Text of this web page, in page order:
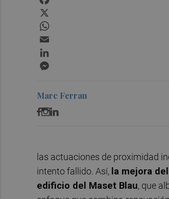
Marc Ferran
las actuaciones de proximidad
intento fallido. Así, la mejora
edificio del Maset Blau, que